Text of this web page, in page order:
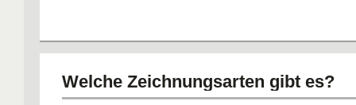
Welche Zeichnungsarten gibt es?